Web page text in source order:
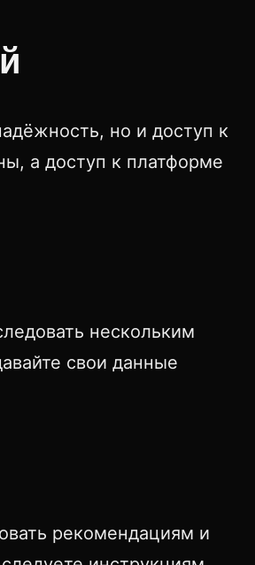
но и доступ к
а доступ к платформе
нескольким
свои данные
рекомендациям и